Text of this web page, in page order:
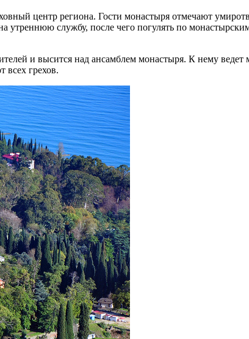
центр региона. Гости монастыря отмечают
утреннюю службу, после чего погулять по
и высится над ансамблем монастыря. К нему
всех грехов.